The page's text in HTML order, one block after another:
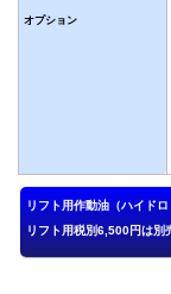
オプション